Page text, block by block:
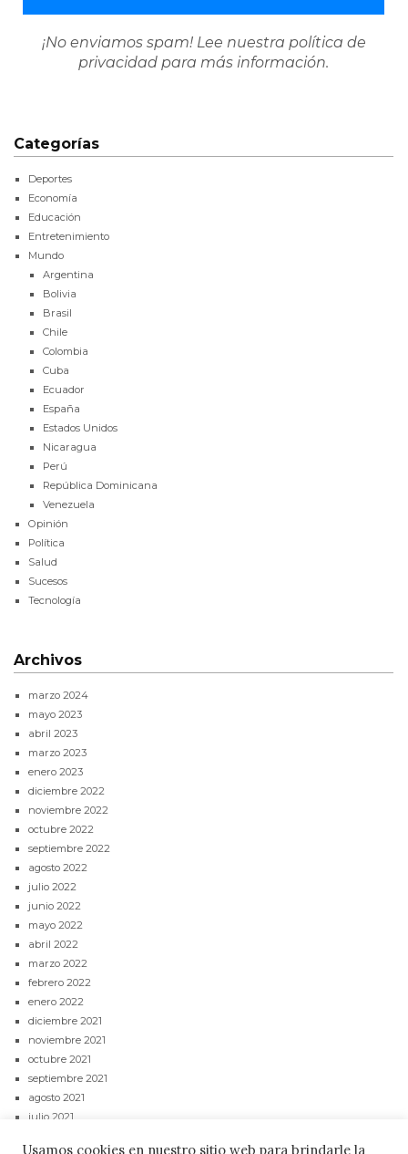
¡No enviamos spam! Lee nuestra política de
privacidad para más información.
Categorías
Deportes
Economía
Educación
Entretenimiento
Mundo
Argentina
Bolivia
Brasil
Chile
Colombia
Cuba
Ecuador
España
Estados Unidos
Nicaragua
Perú
República Dominicana
Venezuela
Opinión
Política
Salud
Sucesos
Tecnología
Archivos
marzo 2024
mayo 2023
abril 2023
marzo 2023
enero 2023
diciembre 2022
noviembre 2022
octubre 2022
septiembre 2022
agosto 2022
julio 2022
junio 2022
mayo 2022
abril 2022
marzo 2022
febrero 2022
enero 2022
diciembre 2021
noviembre 2021
octubre 2021
septiembre 2021
agosto 2021
julio 2021
Usamos cookies en nuestro sitio web para brindarle la